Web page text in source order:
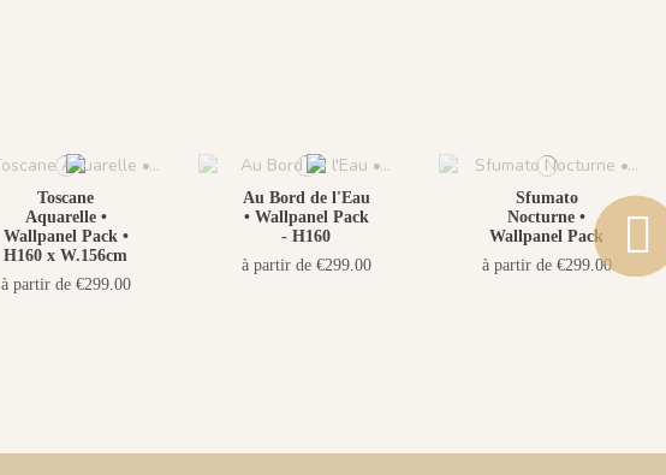
Toscane
Aquarelle •
Wallpanel Pack •
H160 x W.156cm
à partir de €299.00
Au Bord de l'Eau
• Wallpanel Pack
- H160
à partir de €299.00
Sfumato
Nocturne •
Wallpanel Pack
à partir de €299.00